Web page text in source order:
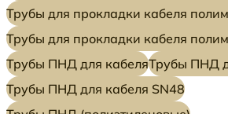
Трубы для прокладки кабеля
Трубы для прокладки кабеля
Трубы ПНД для кабеляТрубы ПНД
Трубы ПНД для кабеля SN48